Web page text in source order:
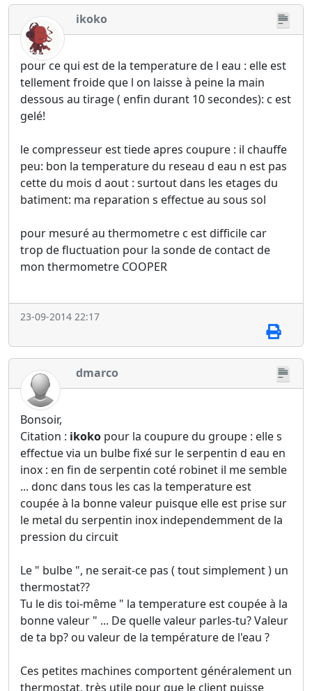
ikoko
pour ce qui est de la temperature de l eau : elle est
tellement froide que l on laisse à peine la main
dessous au tirage ( enfin durant 10 secondes): c est
gelé!
le compresseur est tiede apres coupure : il chauffe
peu: bon la temperature du reseau d eau n est pas
cette du mois d aout : surtout dans les etages du
batiment: ma reparation s effectue au sous sol
pour mesuré au thermometre c est difficile car
trop de fluctuation pour la sonde de contact de
mon thermometre COOPER
23-09-2014 22:17
dmarco
Bonsoir,
Citation : ikoko pour la coupure du groupe : elle s
effectue via un bulbe fixé sur le serpentin d eau en
inox : en fin de serpentin coté robinet il me semble
... donc dans tous les cas la temperature est
coupée à la bonne valeur puisque elle est prise sur
le metal du serpentin inox independemment de la
pression du circuit
Le " bulbe ", ne serait-ce pas ( tout simplement ) un
thermostat??
Tu le dis toi-même " la temperature est coupée à la
bonne valeur " ... De quelle valeur parles-tu? Valeur
de ta bp? ou valeur de la température de l'eau ?
Ces petites machines comportent généralement un
thermostat, très utile pour que le client puisse